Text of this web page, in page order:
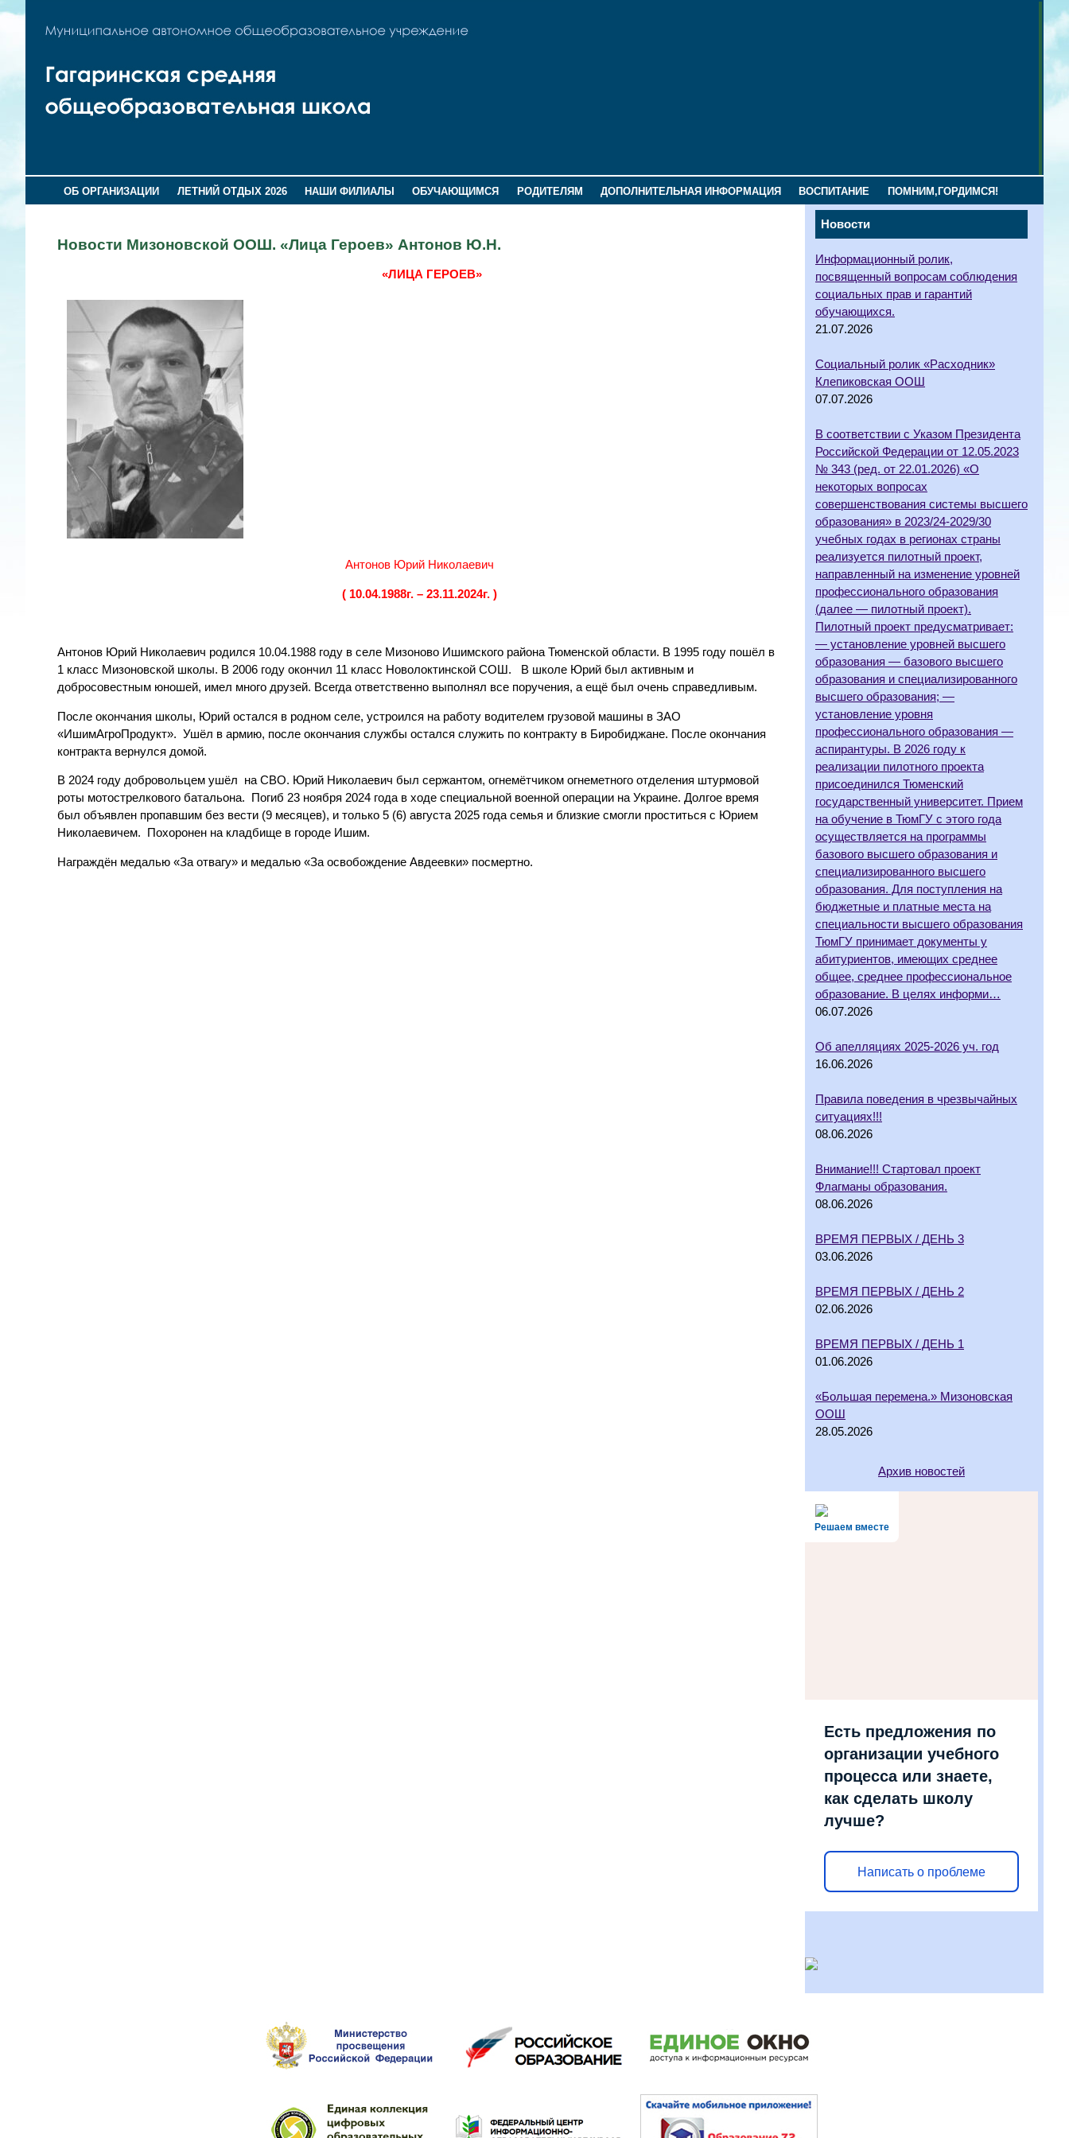
ОБ ОРГАНИЗАЦИИ ЛЕТНИЙ ОТДЫХ 2026 НАШИ ФИЛИАЛЫ ОБУЧАЮЩИМСЯ РОДИТЕЛЯМ ДОПОЛНИТЕЛЬНАЯ ИНФОРМАЦИЯ ВОСПИТАНИЕ ПОМНИМ,ГОРДИМСЯ!
Новости
Информационный ролик,
посвященный вопросам соблюдения
социальных прав и гарантий
обучающихся.
21.07.2026
Социальный ролик «Расходник»
Клепиковская ООШ
07.07.2026
В соответствии с Указом Президента
Российской Федерации от 12.05.2023
№ 343 (ред. от 22.01.2026) «О
некоторых вопросах
совершенствования системы высшего
образования» в 2023/24-2029/30
учебных годах в регионах страны
реализуется пилотный проект,
направленный на изменение уровней
профессионального образования
(далее — пилотный проект).
Пилотный проект предусматривает:
— установление уровней высшего
образования — базового высшего
образования и специализированного
высшего образования; —
установление уровня
профессионального образования —
аспирантуры. В 2026 году к
реализации пилотного проекта
присоединился Тюменский
государственный университет. Прием
на обучение в ТюмГУ с этого года
осуществляется на программы
базового высшего образования и
специализированного высшего
образования. Для поступления на
бюджетные и платные места на
специальности высшего образования
ТюмГУ принимает документы у
абитуриентов, имеющих среднее
общее, среднее профессиональное
образование. В целях информи…
06.07.2026
Об апелляциях 2025-2026 уч. год
16.06.2026
Правила поведения в чрезвычайных
ситуациях!!!
08.06.2026
Внимание!!! Стартовал проект
Флагманы образования.
08.06.2026
ВРЕМЯ ПЕРВЫХ / ДЕНЬ 3
03.06.2026
ВРЕМЯ ПЕРВЫХ / ДЕНЬ 2
02.06.2026
ВРЕМЯ ПЕРВЫХ / ДЕНЬ 1
01.06.2026
«Большая перемена.» Мизоновская
ООШ
28.05.2026
Архив новостей
Решаем вместе
Есть предложения по
организации учебного
процесса или знаете,
как сделать школу
лучше?
Написать о проблеме
Новости Мизоновской ООШ. «Лица Героев» Антонов Ю.Н.
«ЛИЦА ГЕРОЕВ»
Антонов Юрий Николаевич
( 10.04.1988г. – 23.11.2024г. )
Антонов Юрий Николаевич родился 10.04.1988 году в селе Мизоново Ишимского района Тюменской области. В 1995 году пошёл в
1 класс Мизоновской школы. В 2006 году окончил 11 класс Новолоктинской СОШ. В школе Юрий был активным и
добросовестным юношей, имел много друзей. Всегда ответственно выполнял все поручения, а ещё был очень справедливым.
После окончания школы, Юрий остался в родном селе, устроился на работу водителем грузовой машины в ЗАО
«ИшимАгроПродукт». Ушёл в армию, после окончания службы остался служить по контракту в Биробиджане. После окончания
контракта вернулся домой.
В 2024 году добровольцем ушёл на СВО. Юрий Николаевич был сержантом, огнемётчиком огнеметного отделения штурмовой
роты мотострелкового батальона. Погиб 23 ноября 2024 года в ходе специальной военной операции на Украине. Долгое время
был объявлен пропавшим без вести (9 месяцев), и только 5 (6) августа 2025 года семья и близкие смогли проститься с Юрием
Николаевичем. Похоронен на кладбище в городе Ишим.
Награждён медалью «За отвагу» и медалью «За освобождение Авдеевки» посмертно.